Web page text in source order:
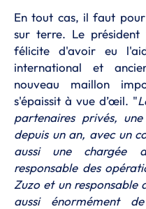
En tout cas, il faut
sur terre. Le
félicite d'avoir eu
international et
nouveau maillon
s'épaissit à vue d’œil. "
partenaires privés,
depuis un an, avec un
aussi une chargée
responsable des
Zuzo et un
aussi énormément